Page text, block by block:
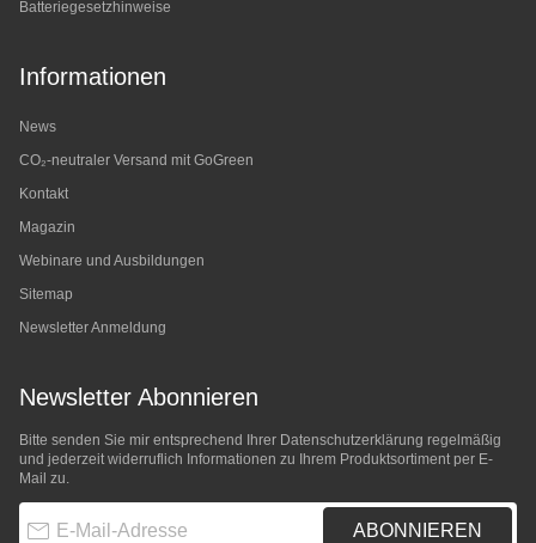
Batteriegesetzhinweise
Informationen
News
CO₂-neutraler Versand mit GoGreen
Kontakt
Magazin
Webinare und Ausbildungen
Sitemap
Newsletter Anmeldung
Newsletter Abonnieren
Bitte senden Sie mir entsprechend Ihrer Datenschutzerklärung regelmäßig
und jederzeit widerruflich Informationen zu Ihrem Produktsortiment per E-
Mail zu.
ABONNIEREN